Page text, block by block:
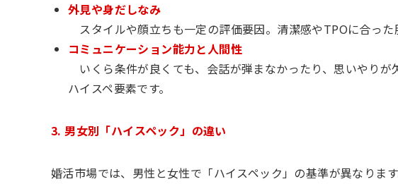
外見や身だしなみ
スタイルや顔立ちも一定の評価要因。清潔感やTPOに合った
コミュニケーション能力と人間性
いくら条件が良くても、会話が弾まなかったり、思いやり
ハイスペ要素です。
3. 男女別「ハイスペック」の違い
婚活市場では、男性と女性で「ハイスペック」の基準が異なります